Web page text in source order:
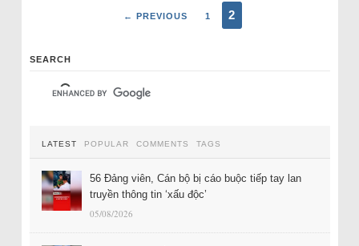
← PREVIOUS 1 2
SEARCH
LATEST POPULAR COMMENTS TAGS
56 Đảng viên, Cán bộ bị cáo buộc tiếp tay lan
truyền thông tin ‘xấu độc’
05/08/2026